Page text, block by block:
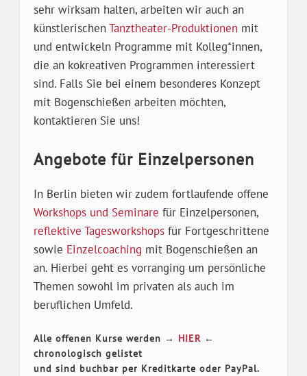
sehr wirksam halten, arbeiten wir auch an
künstlerischenTanztheater-Produktionenmit
und entwickeln Programme mit Kolleg*innen,
die an kokreativen Programmen interessiert
sind. Falls Sie bei einem besonderes Konzept
mit Bogenschießen arbeiten möchten,
kontaktieren Sie uns!
Angebote für Einzelpersonen
In Berlin bieten wir zudem fortlaufende offene
Workshops und Seminare für Einzelpersonen,
reflektive Tagesworkshopsfür Fortgeschrittene
sowie Einzelcoaching mit Bogenschießen an
an. Hierbei geht es vorranging um persönliche
Themen sowohl im privaten als auch im
beruflichen Umfeld.
Alle offenen Kurse werden → HIER←
chronologisch gelistet
und sind buchbar per Kreditkarte oder PayPal.